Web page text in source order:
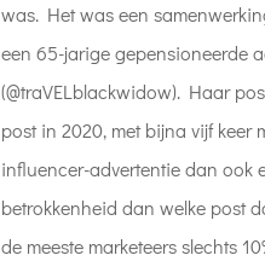
was. Het was een
een 65-jarige gepensioneerde
(@traVELblackwidow). Haar
post in 2020, met bijna vijf keer
influencer-advertentie dan ook
betrokkenheid dan welke post
de meeste marketeers slechts